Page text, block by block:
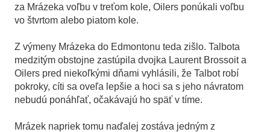
za Mrázeka voľbu v treťom kole, Oilers ponúkali voľbu
vo štvrtom alebo piatom kole.
Z výmeny Mrázeka do Edmontonu teda zišlo. Talbota
medzitým obstojne zastúpila dvojka Laurent Brossoit a
Oilers pred niekoľkými dňami vyhlásili, že Talbot robí
pokroky, cíti sa oveľa lepšie a hoci sa s jeho návratom
nebudú ponáhľať, očakávajú ho späť v tíme.
Mrázek napriek tomu naďalej zostáva jedným z